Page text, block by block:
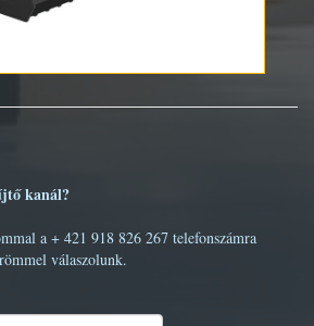
kanál?
a + 421 918 826 267 telefonszámra
válaszolunk.